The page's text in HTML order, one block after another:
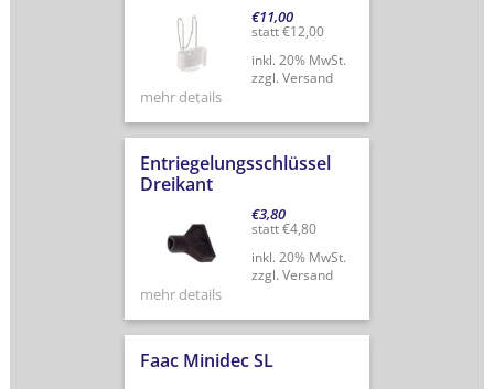
€11,00
statt€12,00
inkl. 20% MwSt.
zzgl. Versand
mehr details
Entriegelungsschlüssel
Dreikant
€3,80
statt€4,80
inkl. 20% MwSt.
zzgl. Versand
mehr details
Faac Minidec SL